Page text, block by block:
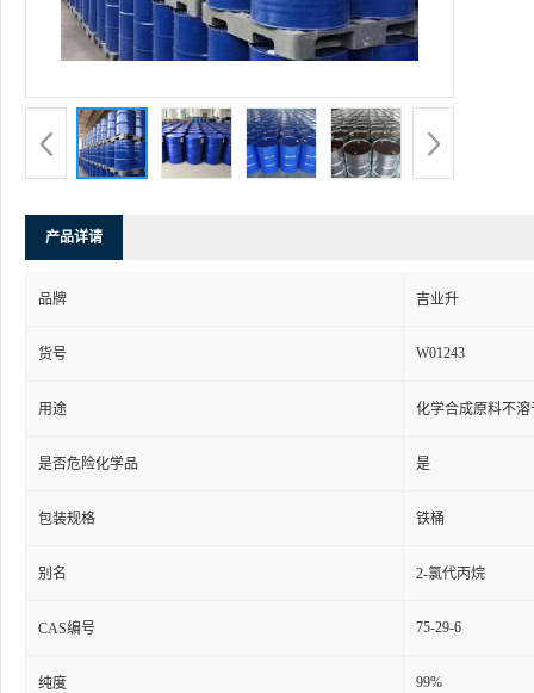
产品详请
品牌 吉业升
货号 W01243
用途 化学合成原料不溶
是否危险化学品 是
包装规格 铁桶
别名 2-氯代丙烷
CAS编号 75-29-6
纯度 99%